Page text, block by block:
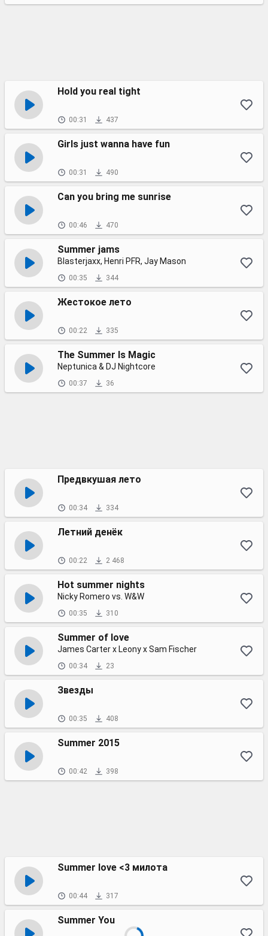
Hold you real tight
00:31 437
Girls just wanna have fun
00:31 490
Can you bring me sunrise
00:46 470
Summer jams
Blasterjaxx, Henri PFR, Jay Mason
00:35 344
Жестокое лето
00:22 335
The Summer Is Magic
Neptunica & DJ Nightcore
00:37 36
Предвкушая лето
00:34 334
Летний денёк
00:22 2 468
Hot summer nights
Nicky Romero vs. W&W
00:35 310
Summer of love
James Carter x Leony x Sam Fischer
00:34 23
Звезды
00:35 408
Summer 2015
00:42 398
Summer love <3 милота
00:44 317
Summer You